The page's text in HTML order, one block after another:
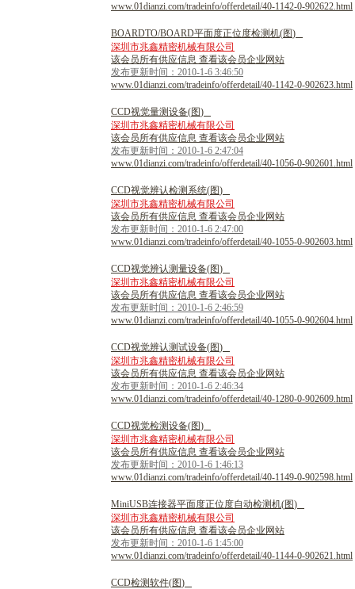
www.01dianzi.com/tradeinfo/offerdetail/40-1142-0-902622.html
BOARDTO/BOARD平面度正位度检测机(图)
深圳市兆鑫精密机械有限公司
该会员所有供应信息 查看该会员企业网站
发布更新时间：2010-1-6 3:46:50
www.01dianzi.com/tradeinfo/offerdetail/40-1142-0-902623.html
CCD视觉量测设备(图)
深圳市兆鑫精密机械有限公司
该会员所有供应信息 查看该会员企业网站
发布更新时间：2010-1-6 2:47:04
www.01dianzi.com/tradeinfo/offerdetail/40-1056-0-902601.html
CCD视觉辨认检测 系统(图)
深圳市兆鑫精密机械有限公司
该会员所有供应信息 查看该会员企业网站
发布更新时间：2010-1-6 2:47:00
www.01dianzi.com/tradeinfo/offerdetail/40-1055-0-902603.html
CCD视觉辨认测量设备(图)
深圳市兆鑫精密机械有限公司
该会员所有供应信息 查看该会员企业网站
发布更新时间：2010-1-6 2:46:59
www.01dianzi.com/tradeinfo/offerdetail/40-1055-0-902604.html
CCD视觉辨认测试设备(图)
深圳市兆鑫精密机械有限公司
该会员所有供应信息 查看该会员企业网站
发布更新时间：2010-1-6 2:46:34
www.01dianzi.com/tradeinfo/offerdetail/40-1280-0-902609.html
CCD视觉检测设备(图)
深圳市兆鑫精密机械有限公司
该会员所有供应信息 查看该会员企业网站
发布更新时间：2010-1-6 1:46:13
www.01dianzi.com/tradeinfo/offerdetail/40-1149-0-902598.html
MiniUSB连接器平面度正位度自动检测机(图)
深圳市兆鑫精密机械有限公司
该会员所有供应信息 查看该会员企业网站
发布更新时间：2010-1-6 1:45:00
www.01dianzi.com/tradeinfo/offerdetail/40-1144-0-902621.html
CCD检测软件(图)